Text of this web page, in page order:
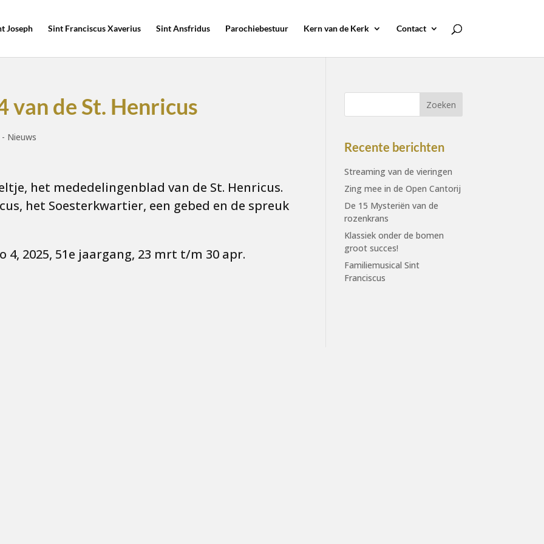
Joseph Sint Franciscus Xaverius Sint Ansfridus Parochiebestuur Kern van de Kerk Contact
de St. Henricus
Nieuws
het mededelingenblad van de St. Henricus.
het Soesterkwartier, een gebed en de spreuk
4, 2025, 51e jaargang, 23 mrt t/m 30 apr.
Recente berichten
Streaming van de vieringen
Zing mee in de Open Cantorij
De 15 Mysteriën van de
rozenkrans
Klassiek onder de bomen
groot succes!
Familiemusical Sint
Franciscus